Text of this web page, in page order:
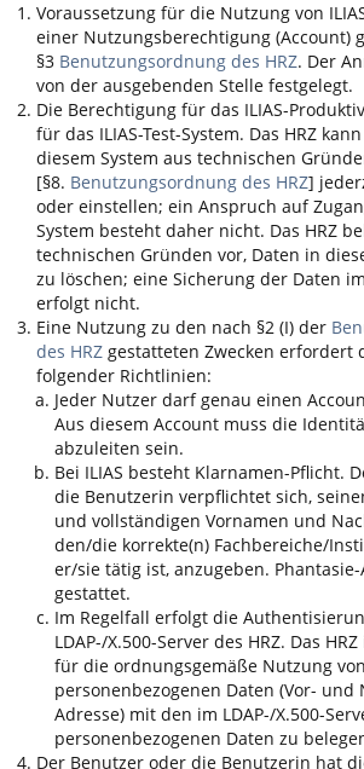
Voraussetzung für die Nutzung von
einer Nutzungsberechtigung (Account)
§3 Benutzungsordnung des HRZ. Der
von der ausgebenden Stelle festgelegt.
Die Berechtigung für das ILIAS-
für das ILIAS-Test-System. Das HRZ
diesem System aus technischen
[§8. Benutzungsordnung des HRZ]
oder einstellen; ein Anspruch auf
System besteht daher nicht. Das HRZ
technischen Gründen vor, Daten in
zu löschen; eine Sicherung der Daten
erfolgt nicht.
Eine Nutzung zu den nach §2 (I) der
des HRZ gestatteten Zwecken erfordert
folgender Richtlinien:
Jeder Nutzer darf genau einen
Aus diesem Account muss die
abzuleiten sein.
Bei ILIAS besteht Klarnamen-Pflicht.
die Benutzerin verpflichtet sich,
und vollständigen Vornamen und
den/die korrekte(n) Fachbereiche/
er/sie tätig ist, anzugeben.
gestattet.
Im Regelfall erfolgt die
LDAP-/X.500-Server des HRZ. Das
für die ordnungsgemäße Nutzung von
personenbezogenen Daten (Vor- und
Adresse) mit den im LDAP-/X.500-
personenbezogenen Daten zu
Der Benutzer oder die Benutzerin hat